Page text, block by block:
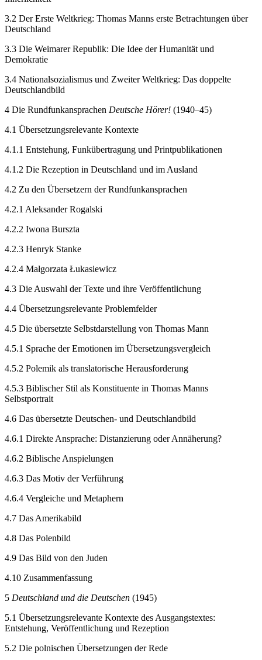
3.2 Der Erste Weltkrieg: Thomas Manns erste Betrachtungen über
Deutschland
3.3 Die Weimarer Republik: Die Idee der Humanität und
Demokratie
3.4 Nationalsozialismus und Zweiter Weltkrieg: Das doppelte
Deutschlandbild
4 Die Rundfunkansprachen Deutsche Hörer! (1940–45)
4.1 Übersetzungsrelevante Kontexte
4.1.1 Entstehung, Funkübertragung und Printpublikationen
4.1.2 Die Rezeption in Deutschland und im Ausland
4.2 Zu den Übersetzern der Rundfunkansprachen
4.2.1 Aleksander Rogalski
4.2.2 Iwona Burszta
4.2.3 Henryk Stanke
4.2.4 Małgorzata Łukasiewicz
4.3 Die Auswahl der Texte und ihre Veröffentlichung
4.4 Übersetzungsrelevante Problemfelder
4.5 Die übersetzte Selbstdarstellung von Thomas Mann
4.5.1 Sprache der Emotionen im Übersetzungsvergleich
4.5.2 Polemik als translatorische Herausforderung
4.5.3 Biblischer Stil als Konstituente in Thomas Manns
Selbstportrait
4.6 Das übersetzte Deutschen- und Deutschlandbild
4.6.1 Direkte Ansprache: Distanzierung oder Annäherung?
4.6.2 Biblische Anspielungen
4.6.3 Das Motiv der Verführung
4.6.4 Vergleiche und Metaphern
4.7 Das Amerikabild
4.8 Das Polenbild
4.9 Das Bild von den Juden
4.10 Zusammenfassung
5 Deutschland und die Deutschen (1945)
5.1 Übersetzungsrelevante Kontexte des Ausgangstextes:
Entstehung, Veröffentlichung und Rezeption
5.2 Die polnischen Übersetzungen der Rede